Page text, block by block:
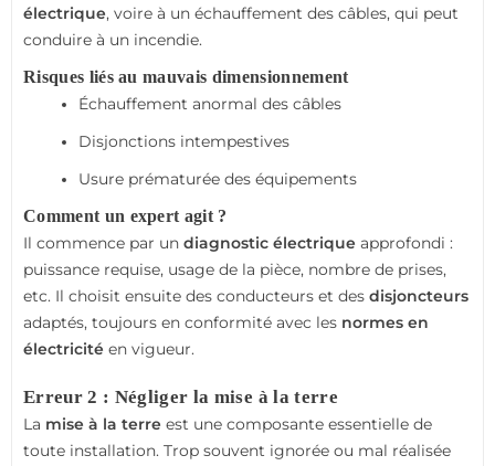
électrique, voire à un échauffement des câbles, qui peut
conduire à un incendie.
Risques liés au mauvais dimensionnement
Échauffement anormal des câbles
Disjonctions intempestives
Usure prématurée des équipements
Comment un expert agit ?
Il commence par un diagnostic électrique approfondi :
puissance requise, usage de la pièce, nombre de prises,
etc. Il choisit ensuite des conducteurs et des disjoncteurs
adaptés, toujours en conformité avec les normes en
électricité en vigueur.
Erreur 2 : Négliger la mise à la terre
La mise à la terre est une composante essentielle de
toute installation. Trop souvent ignorée ou mal réalisée